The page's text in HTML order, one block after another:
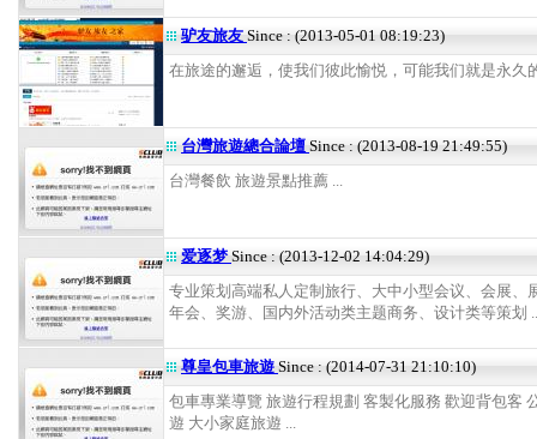
驴友旅友 Since : (2013-05-01 08:19:23)
在旅途的邂逅，使我们彼此愉悦，可能我们就是永久
台灣旅遊總合論壇 Since : (2013-08-19 21:49:55)
台灣餐飲 旅遊景點推薦 ...
爱逐梦Since : (2013-12-02 14:04:29)
专业策划高端私人定制旅行、大中小型会议、会展、
年会、奖游、国内外活动类主题商务、设计类等策划
尊皇包車旅遊Since : (2014-07-31 21:10:10)
包車專業導覽 旅遊行程規劃 客製化服務 歡迎背包客
遊 大小家庭旅遊 ...